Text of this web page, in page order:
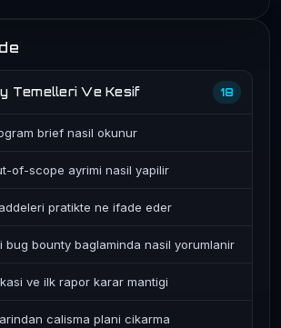
Temelleri Ve Kesif 18
brief nasil okunur
of-scope ayrimi nasil yapilir
pratikte ne ifade eder
bug bounty baglaminda nasil yorumlanir
ve ilk rapor karar mantigi
calisma plani cikarma